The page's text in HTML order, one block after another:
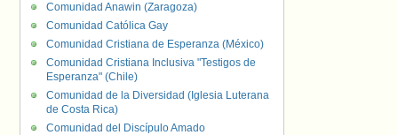
Comunidad Anawin (Zaragoza)
Comunidad Católica Gay
Comunidad Cristiana de Esperanza (México)
Comunidad Cristiana Inclusiva "Testigos de
Esperanza" (Chile)
Comunidad de la Diversidad (Iglesia Luterana
de Costa Rica)
Comunidad del Discípulo Amado